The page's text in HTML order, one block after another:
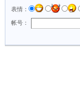
表情：
帐号：